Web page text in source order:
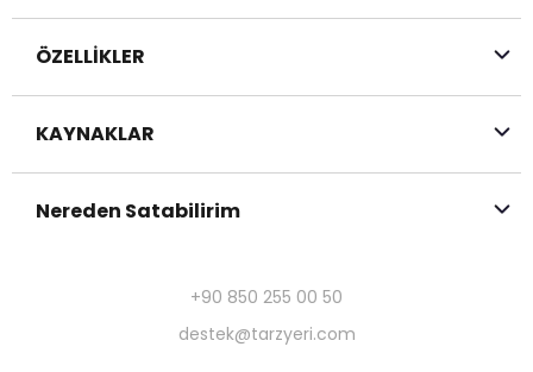
ÖZELLİKLER
KAYNAKLAR
Nereden Satabilirim
+90 850 255 00 50
destek@tarzyeri.com